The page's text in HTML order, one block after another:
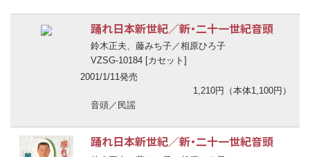
踊れ日本新世紀／新・二十一世紀音頭
鈴木正夫、藤みち子／相原ひろ子
VZSG-10184 [カセット]
2001/1/11発売
1,210円（本体1,100円）
音頭／民謡
踊れ日本新世紀／新・二十一世紀音頭